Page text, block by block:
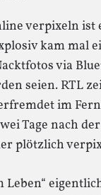
verpixeln ist
kam mal
via
seien. RTL
im
Tage nach
plötzlich